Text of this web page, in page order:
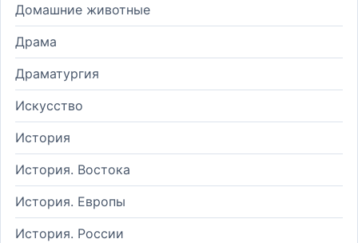
Домашние животные
Драма
Драматургия
Искусство
История
История. Востока
История. Европы
История. России